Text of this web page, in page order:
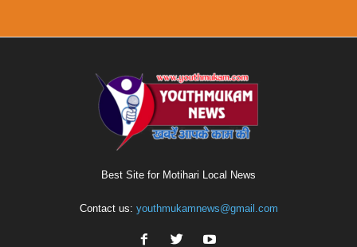
Best Site for Motihari Local News
Contact us: youthmukamnews@gmail.com